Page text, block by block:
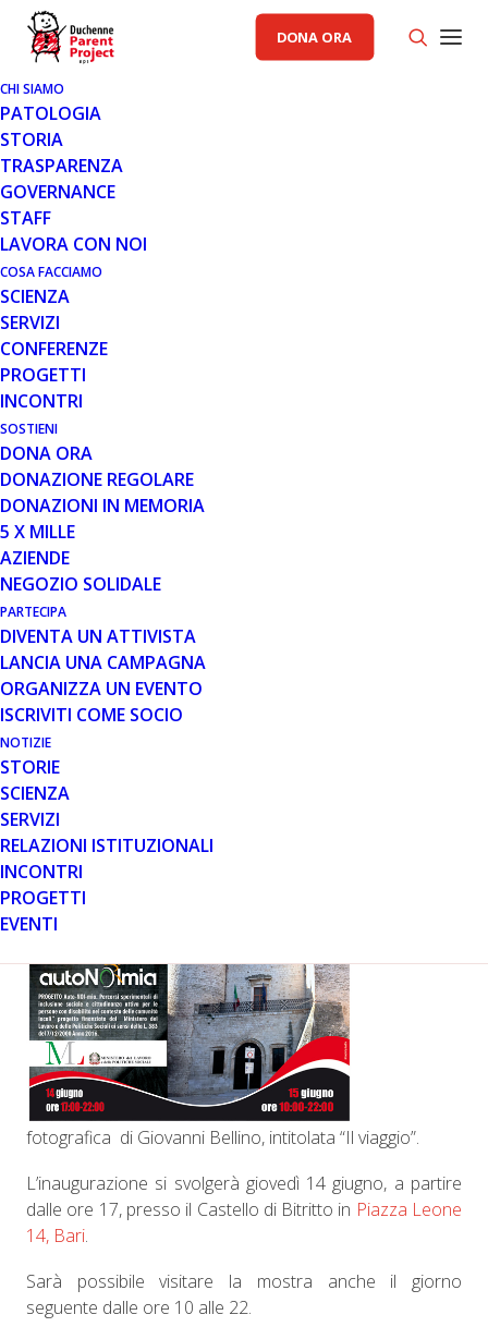
DONA ORA
CHI SIAMO
PATOLOGIA
STORIA
TRASPARENZA
GOVERNANCE
STAFF
LAVORA CON NOI
COSA FACCIAMO
SCIENZA
SERVIZI
CONFERENZE
PROGETTI
INCONTRI
SOSTIENI
DONA ORA
DONAZIONE REGOLARE
DONAZIONI IN MEMORIA
5 X MILLE
AZIENDE
NEGOZIO SOLIDALE
PARTECIPA
DIVENTA UN ATTIVISTA
LANCIA UNA CAMPAGNA
ORGANIZZA UN EVENTO
ISCRIVITI COME SOCIO
NOTIZIE
STORIE
SCIENZA
SERVIZI
RELAZIONI ISTITUZIONALI
INCONTRI
PROGETTI
EVENTI
RACCOLTA FONDI PP
11 GIU 2018
IN ARRIVO A BITRITTO “IL
VIAGGIO” MOSTRA
FOTOGRAFICA DI GIOVANNI
BELLINO
Castello di
Piazza Leone 14
fotografica di Giovanni Bellino, intitolata “Il viaggio”.
L’inaugurazione si svolgerà giovedì 14 giugno, a partire
dalle ore 17, presso il Castello di Bitritto in Piazza Leone
14, Bari.
Sarà possibile visitare la mostra anche il giorno
seguente dalle ore 10 alle 22.